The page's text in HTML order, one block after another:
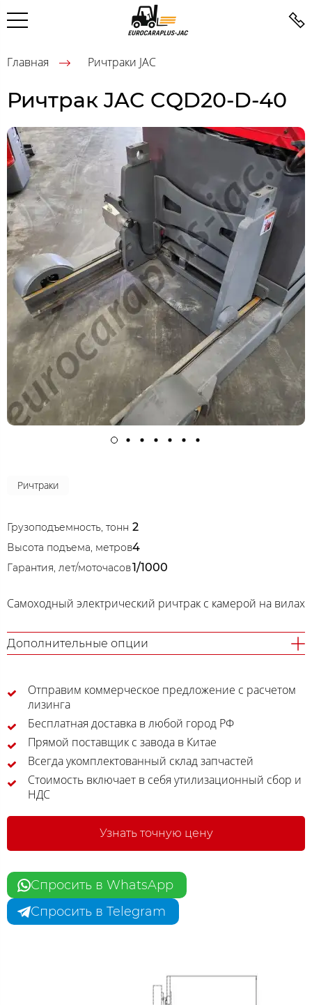
Главная Ричтраки JAC
Ричтрак JAC CQD20-D-40
Ричтраки
Грузоподъемность, тонн 2
Высота подъема, метров4
Гарантия, лет/моточасов1/1000
Самоходный электрический ричтрак с камерой на вилах
Дополнительные опции
Отправим коммерческое предложение с расчетом
лизинга
Бесплатная доставка в любой город РФ
Прямой поставщик с завода в Китае
Всегда укомплектованный склад запчастей
Стоимость включает в себя утилизационный сбор и
НДС
Узнать точную цену
Спросить в WhatsApp
Спросить в Telegram